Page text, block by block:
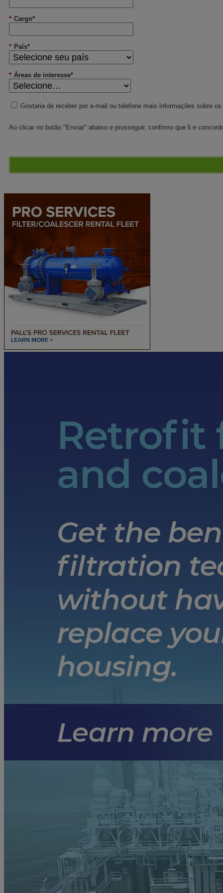
* Cargo*
* País*
* Áreas de interesse*
Gostaria de receber por e-mail ou telefone mais informações sobre
Ao clicar no botão "Enviar" abaixo e prosseguir, confirmo que li e